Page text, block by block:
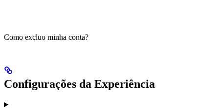
Como excluo minha conta?
Configurações da Experiência